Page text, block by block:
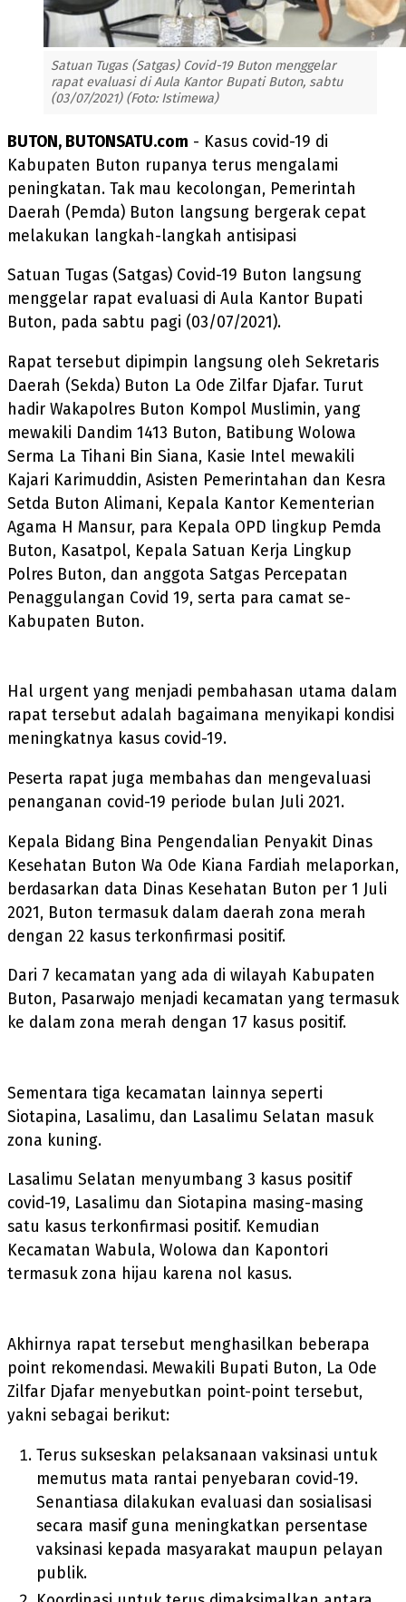
Satuan Tugas (Satgas) Covid-19 Buton menggelar
rapat evaluasi di Aula Kantor Bupati Buton, sabtu
(03/07/2021) (Foto: Istimewa)
BUTON, BUTONSATU.com - Kasus covid-19 di
Kabupaten Buton rupanya terus mengalami
peningkatan. Tak mau kecolongan, Pemerintah
Daerah (Pemda) Buton langsung bergerak cepat
melakukan langkah-langkah antisipasi
Satuan Tugas (Satgas) Covid-19 Buton langsung
menggelar rapat evaluasi di Aula Kantor Bupati
Buton, pada sabtu pagi (03/07/2021).
Rapat tersebut dipimpin langsung oleh Sekretaris
Daerah (Sekda) Buton La Ode Zilfar Djafar. Turut
hadir Wakapolres Buton Kompol Muslimin, yang
mewakili Dandim 1413 Buton, Batibung Wolowa
Serma La Tihani Bin Siana, Kasie Intel mewakili
Kajari Karimuddin, Asisten Pemerintahan dan Kesra
Setda Buton Alimani, Kepala Kantor Kementerian
Agama H Mansur, para Kepala OPD lingkup Pemda
Buton, Kasatpol, Kepala Satuan Kerja Lingkup
Polres Buton, dan anggota Satgas Percepatan
Penaggulangan Covid 19, serta para camat se-
Kabupaten Buton.
Hal urgent yang menjadi pembahasan utama dalam
rapat tersebut adalah bagaimana menyikapi kondisi
meningkatnya kasus covid-19.
Peserta rapat juga membahas dan mengevaluasi
penanganan covid-19 periode bulan Juli 2021.
Kepala Bidang Bina Pengendalian Penyakit Dinas
Kesehatan Buton Wa Ode Kiana Fardiah melaporkan,
berdasarkan data Dinas Kesehatan Buton per 1 Juli
2021, Buton termasuk dalam daerah zona merah
dengan 22 kasus terkonfirmasi positif.
Dari 7 kecamatan yang ada di wilayah Kabupaten
Buton, Pasarwajo menjadi kecamatan yang termasuk
ke dalam zona merah dengan 17 kasus positif.
Sementara tiga kecamatan lainnya seperti
Siotapina, Lasalimu, dan Lasalimu Selatan masuk
zona kuning.
Lasalimu Selatan menyumbang 3 kasus positif
covid-19, Lasalimu dan Siotapina masing-masing
satu kasus terkonfirmasi positif. Kemudian
Kecamatan Wabula, Wolowa dan Kapontori
termasuk zona hijau karena nol kasus.
Akhirnya rapat tersebut menghasilkan beberapa
point rekomendasi. Mewakili Bupati Buton, La Ode
Zilfar Djafar menyebutkan point-point tersebut,
yakni sebagai berikut:
Terus sukseskan pelaksanaan vaksinasi untuk
memutus mata rantai penyebaran covid-19.
Senantiasa dilakukan evaluasi dan sosialisasi
secara masif guna meningkatkan persentase
vaksinasi kepada masyarakat maupun pelayan
publik.